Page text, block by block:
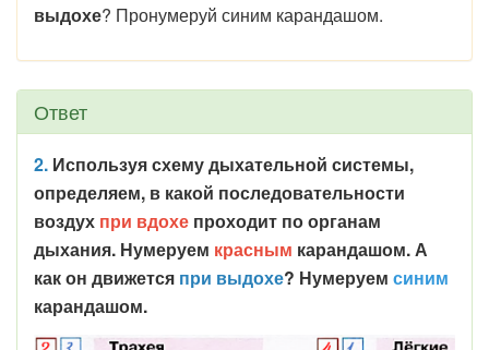
выдохе? Пронумеруй синим карандашом.
Ответ
2. Используя схему дыхательной системы,
определяем, в какой последовательности
воздух при вдохе проходит по органам
дыхания. Нумеруем красным карандашом. А
как он движется при выдохе? Нумеруем синим
карандашом.